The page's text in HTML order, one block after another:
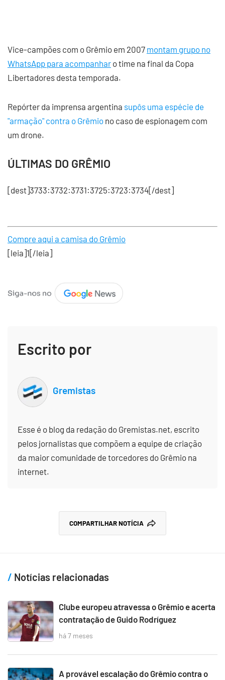
Vice-campões com o Grêmio em 2007 montam grupo no
WhatsApp para acompanhar o time na final da Copa
Libertadores desta temporada.
Repórter da imprensa argentina supôs uma espécie de
"armação" contra o Grêmio no caso de espionagem com
um drone.
ÚLTIMAS DO GRÊMIO
[dest]3733:3732:3731:3725:3723:3734[/dest]
Compre aqui a camisa do Grêmio
[leia]1[/leia]
Escrito por
Gremistas
Esse é o blog da redação do Gremistas.net, escrito
pelos jornalistas que compõem a equipe de criação
da maior comunidade de torcedores do Grêmio na
internet.
COMPARTILHAR NOTÍCIA
Notícias relacionadas
Clube europeu atravessa o Grêmio e acerta
contratação de Guido Rodríguez
há 7 meses
A provável escalação do Grêmio contra o